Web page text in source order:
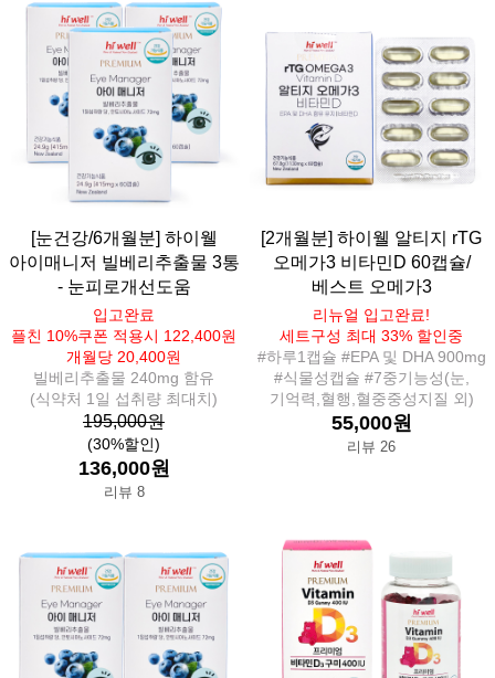
[눈건강/6개월분] 하이웰
아이매니저 빌베리추출물 3통
- 눈피로개선도움
입고완료
플친 10%쿠폰 적용시 122,400원
개월당 20,400원
빌베리추출물 240mg 함유
(식약처 1일 섭취량 최대치)
195,000원
(30%할인)
136,000원
리뷰 8
[2개월분] 하이웰 알티지 rTG
오메가3 비타민D 60캡슐/
베스트 오메가3
리뉴얼 입고완료!
세트구성 최대 33% 할인중
#하루1캡슐 #EPA 및 DHA 900mg
#식물성캡슐 #7중기능성(눈,
기억력,혈행,혈중중성지질 외)
55,000원
리뷰 26